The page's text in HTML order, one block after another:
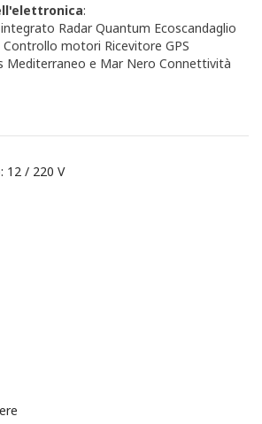
:
Radar Quantum Ecoscandaglio
motori Ricevitore GPS
Mediterraneo e Mar Nero Connettività
12 / 220 V